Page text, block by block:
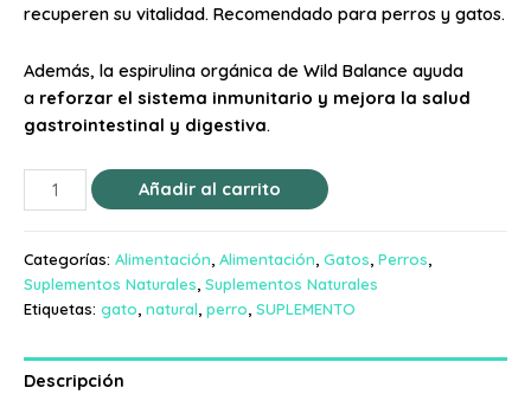
recuperen su vitalidad. Recomendado para perros y gatos.
Además, la espirulina orgánica de Wild Balance ayuda
a reforzar el sistema inmunitario y mejora la salud
gastrointestinal y digestiva.
Añadir al carrito
Categorías: Alimentación, Alimentación, Gatos, Perros,
Suplementos Naturales, Suplementos Naturales
Etiquetas: gato, natural, perro, SUPLEMENTO
Descripción